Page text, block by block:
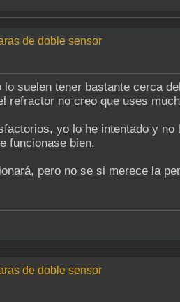
de doble sensor
suelen tener bastante cerca
refractor no creo que uses
yo lo he intentado y
funcionase bien.
pero no se si merece la
de doble sensor